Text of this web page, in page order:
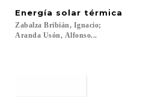
Energía solar térmica
Zabalza Bribián, Ignacio;
Aranda Usón, Alfonso...